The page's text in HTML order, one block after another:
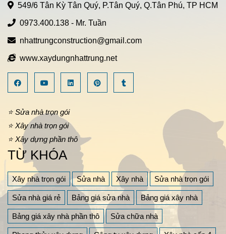
549/6 Tân Kỳ Tân Quý, P.Tân Quý, Q.Tân Phú, TP HCM
0973.400.138 - Mr. Tuần
nhattrungconstruction@gmail.com
www.xaydungnhattrung.net
⭐ Sửa nhà trọn gói
⭐ Xây nhà trọn gói
⭐ Xây dựng phần thô
TỪ KHÓA
Xây nhà trọn gói Sửa nhà Xây nhà Sửa nhà trọn gói
Sửa nhà giá rẻ Bảng giá sửa nhà Bảng giá xây nhà
Bảng giá xây nhà phần thô Sửa chữa nhà